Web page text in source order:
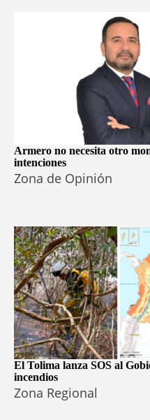
Armero no necesita otro
intenciones
Zona de Opinión
El Tolima lanza SOS al
incendios
Zona Regional